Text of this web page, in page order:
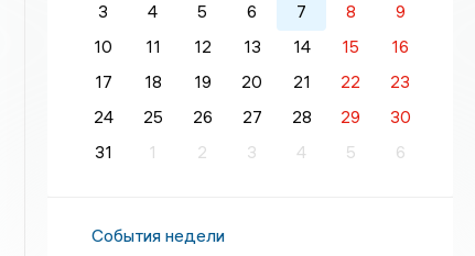
3
4 5 6 7 8
9
10
11 12 13 14 15
16
17
18 19 20 21 22
23
24
25 26 27 28 29
30
31
1 2 3 4 5 6
События недели